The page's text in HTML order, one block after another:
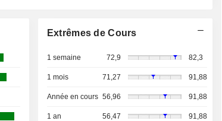
Extrêmes de Cours
1 semaine 72,9 82,3
1 mois 71,27 91,88
Année en cours 56,96 91,88
1 an 56,47 91,88